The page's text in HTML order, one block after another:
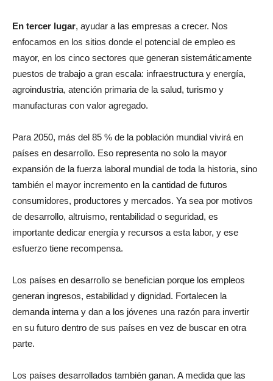
En tercer lugar, ayudar a las empresas a crecer. Nos
enfocamos en los sitios donde el potencial de empleo es
mayor, en los cinco sectores que generan sistemáticamente
puestos de trabajo a gran escala: infraestructura y energía,
agroindustria, atención primaria de la salud, turismo y
manufacturas con valor agregado.
Para 2050, más del 85 % de la población mundial vivirá en
países en desarrollo. Eso representa no solo la mayor
expansión de la fuerza laboral mundial de toda la historia, sino
también el mayor incremento en la cantidad de futuros
consumidores, productores y mercados. Ya sea por motivos
de desarrollo, altruismo, rentabilidad o seguridad, es
importante dedicar energía y recursos a esta labor, y ese
esfuerzo tiene recompensa.
Los países en desarrollo se benefician porque los empleos
generan ingresos, estabilidad y dignidad. Fortalecen la
demanda interna y dan a los jóvenes una razón para invertir
en su futuro dentro de sus países en vez de buscar en otra
parte.
Los países desarrollados también ganan. A medida que las